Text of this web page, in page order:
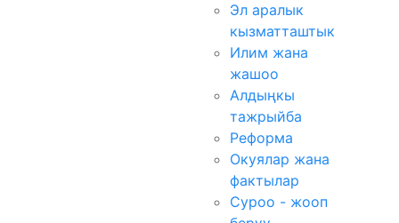
Эл аралык
кызматташтык
Илим жана
жашоо
Алдыңкы
тажрыйба
Реформа
Окуялар жана
фактылар
Суроо - жооп